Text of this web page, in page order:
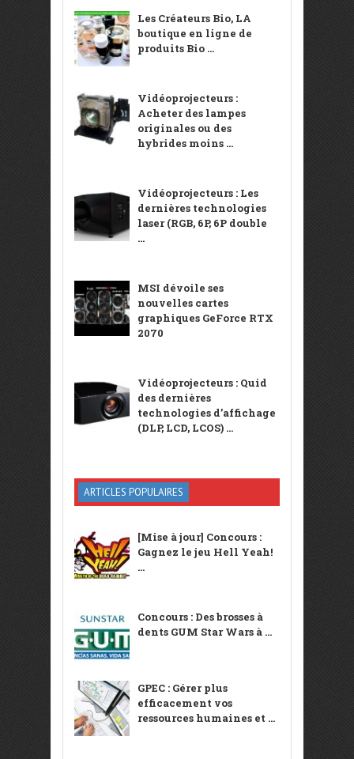
Les Créateurs Bio, LA
boutique en ligne de
produits Bio ...
Vidéoprojecteurs :
Acheter des lampes
originales ou des
hybrides moins ...
Vidéoprojecteurs : Les
dernières technologies
laser (RGB, 6P, 6P double
...
MSI dévoile ses
nouvelles cartes
graphiques GeForce RTX
2070
Vidéoprojecteurs : Quid
des dernières
technologies d’affichage
(DLP, LCD, LCOS) ...
ARTICLES POPULAIRES
[Mise à jour] Concours :
Gagnez le jeu Hell Yeah!
...
Concours : Des brosses à
dents GUM Star Wars à ...
GPEC : Gérer plus
efficacement vos
ressources humaines et ...